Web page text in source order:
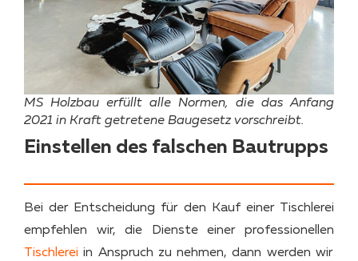
MS Holzbau erfüllt alle Normen, die das Anfang
2021 in Kraft getretene Baugesetz vorschreibt.
Einstellen des falschen Bautrupps
Bei der Entscheidung für den Kauf einer Tischlerei
empfehlen wir, die Dienste einer professionellen
Tischlerei in Anspruch zu nehmen, dann werden wir